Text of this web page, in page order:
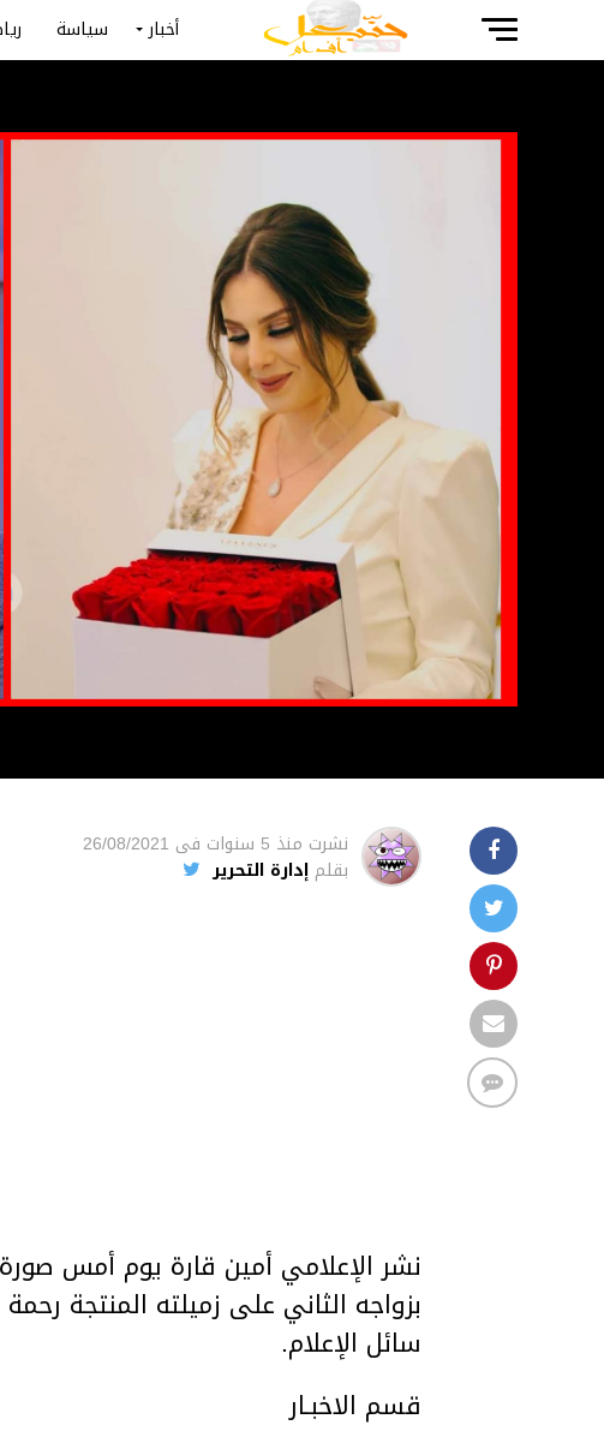
أخبار سياسة
نشرت منذ 5 سنوات فى 26/08/2021
بقلم إدارة التحرير
نشر الإعلامي أمين قارة يوم أمس
بزواجه الثاني على زميلته المنتجة
سائل الإعلام.
قسم الاخبـار